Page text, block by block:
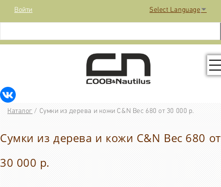
Select Language ▼
Войти
Каталог / Сумки из дерева и кожи C&N Вес 680 от 30 000 р.
Сумки из дерева и кожи C&N Вес 680 от
30 000 р.